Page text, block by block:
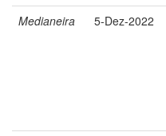
Medianeira 5-Dez-2022